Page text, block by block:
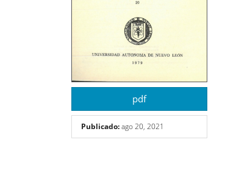
pdf
Publicado:ago 20, 2021